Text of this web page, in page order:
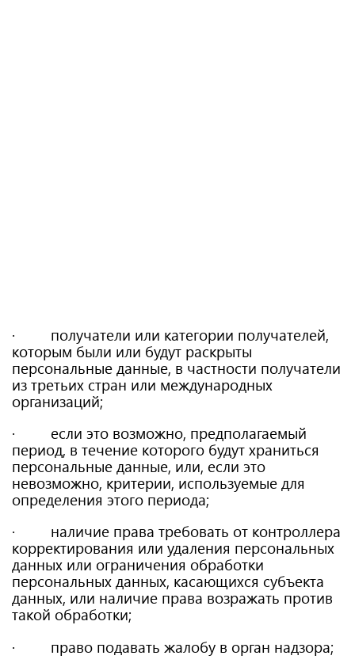
· получатели или категории получателей,
которым были или будут раскрыты
персональные данные, в частности получатели
из третьих стран или международных
организаций;
· если это возможно, предполагаемый
период, в течение которого будут храниться
персональные данные, или, если это
невозможно, критерии, используемые для
определения этого периода;
· наличие права требовать от контроллера
корректирования или удаления персональных
данных или ограничения обработки
персональных данных, касающихся субъекта
данных, или наличие права возражать против
такой обработки;
· право подавать жалобу в орган надзора;